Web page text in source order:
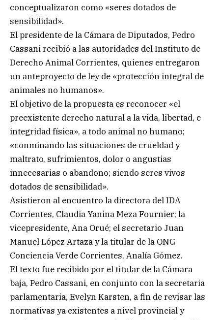
conceptualizaron como «seres dotados de
sensibilidad».
El presidente de la Cámara de Diputados, Pedro
Cassani recibió a las autoridades del Instituto de
Derecho Animal Corrientes, quienes entregaron
un anteproyecto de ley de «protección integral de
animales no humanos».
El objetivo de la propuesta es reconocer «el
preexistente derecho natural a la vida, libertad, e
integridad física», a todo animal no humano;
«conminando las situaciones de crueldad y
maltrato, sufrimientos, dolor o angustias
innecesarias o abandono; siendo seres vivos
dotados de sensibilidad».
Asistieron al encuentro la directora del IDA
Corrientes, Claudia Yanina Meza Fournier; la
vicepresidente, Ana Orué; el secretario Juan
Manuel López Artaza y la titular de la ONG
Conciencia Verde Corrientes, Analía Gómez.
El texto fue recibido por el titular de la Cámara
baja, Pedro Cassani, en conjunto con la secretaria
parlamentaria, Evelyn Karsten, a fin de revisar las
normativas ya existentes a nivel provincial y